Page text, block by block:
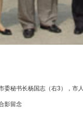
委秘书长杨国志（右3 ），市
影留念